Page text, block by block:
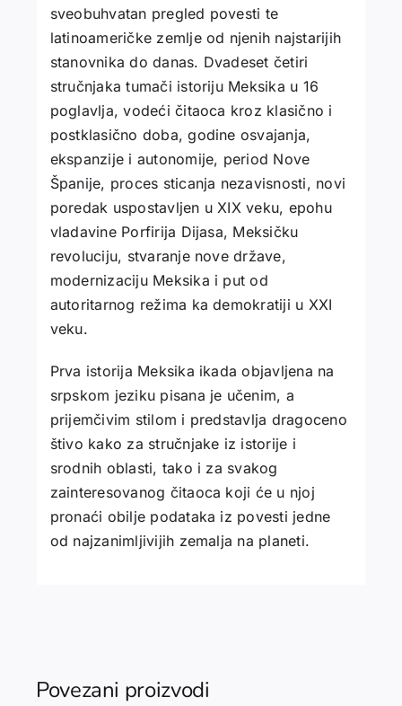
sveobuhvatan pregled povesti te
latinoameričke zemlje od njenih najstarijih
stanovnika do danas. Dvadeset četiri
stručnjaka tumači istoriju Meksika u 16
poglavlja, vodeći čitaoca kroz klasično i
postklasično doba, godine osvajanja,
ekspanzije i autonomije, period Nove
Španije, proces sticanja nezavisnosti, novi
poredak uspostavljen u XIX veku, epohu
vladavine Porfirija Dijasa, Meksičku
revoluciju, stvaranje nove države,
modernizaciju Meksika i put od
autoritarnog režima ka demokratiji u XXI
veku.
Prva istorija Meksika ikada objavljena na
srpskom jeziku pisana je učenim, a
prijemčivim stilom i predstavlja dragoceno
štivo kako za stručnjake iz istorije i
srodnih oblasti, tako i za svakog
zainteresovanog čitaoca koji će u njoj
pronaći obilje podataka iz povesti jedne
od najzanimljivijih zemalja na planeti.
Povezani proizvodi